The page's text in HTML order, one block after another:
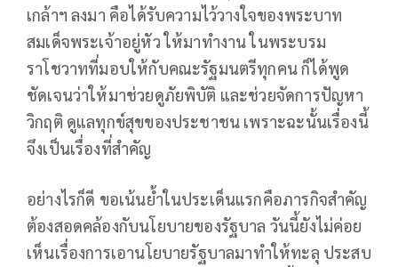
เกล้าฯ ลงมา คือได้รับความไว้วางใจของพระบาท
สมเด็จพระเจ้าอยู่หัว ให้มาทำงาน ในพระบรม
ราโชวาทที่มอบให้กับคณะรัฐมนตรีทุกคน​ ก็ได้พูด
ชัดเจนว่าให้มาช่วยดูภัยพิบัติ และช่วยจัดการปัญหา
วิกฤติ​ ดูแลทุกข์สุขของประชาชน​ เพราะฉะนั้นเรื่องนี้
จึงเป็นเรื่องที่สำคัญ
อย่างไรก็ดี ขอเน้นย้ำในประเด็นแรกคือภารกิจสำคัญ
ต้องสอดคล้องกับนโยบายของรัฐบาล วันนี้ยังไม่ค่อย
เห็นเรื่องการเอานโยบายรัฐบาลมาทำให้ทะลุ ประสบ